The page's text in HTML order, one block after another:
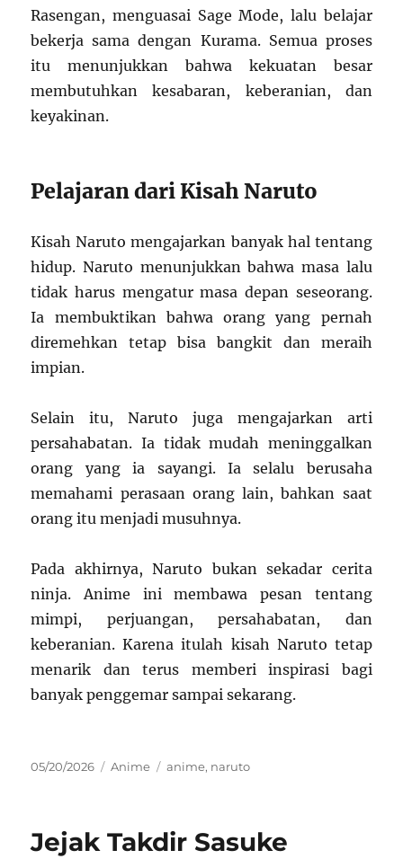
Rasengan, menguasai Sage Mode, lalu belajar
bekerja sama dengan Kurama. Semua proses
itu menunjukkan bahwa kekuatan besar
membutuhkan kesabaran, keberanian, dan
keyakinan.
Pelajaran dari Kisah Naruto
Kisah Naruto mengajarkan banyak hal tentang
hidup. Naruto menunjukkan bahwa masa lalu
tidak harus mengatur masa depan seseorang.
Ia membuktikan bahwa orang yang pernah
diremehkan tetap bisa bangkit dan meraih
impian.
Selain itu, Naruto juga mengajarkan arti
persahabatan. Ia tidak mudah meninggalkan
orang yang ia sayangi. Ia selalu berusaha
memahami perasaan orang lain, bahkan saat
orang itu menjadi musuhnya.
Pada akhirnya, Naruto bukan sekadar cerita
ninja. Anime ini membawa pesan tentang
mimpi, perjuangan, persahabatan, dan
keberanian. Karena itulah kisah Naruto tetap
menarik dan terus memberi inspirasi bagi
banyak penggemar sampai sekarang.
Posted
05/20/2026 Categories
Anime Tags
anime, naruto
Jejak Takdir Sasuke